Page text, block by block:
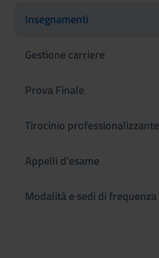
Insegnamenti
Gestione carriere
Prova Finale
Tirocinio professionalizzante
Appelli d'esame
Modalità e sedi di frequenza